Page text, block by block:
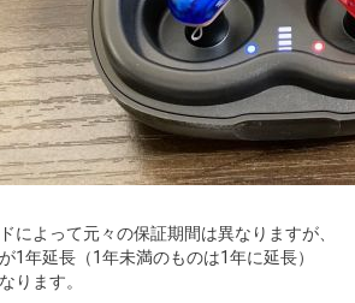
によって元々の保証期間は異なりますが、
1年延長（1年未満のものは1年に延長）
ります。